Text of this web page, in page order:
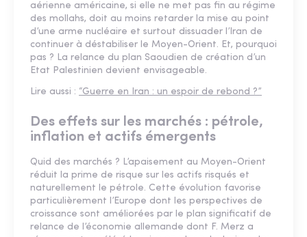
aérienne américaine, si elle ne met pas fin au régime
des mollahs, doit au moins retarder la mise au point
d’une arme nucléaire et surtout dissuader l’Iran de
continuer à déstabiliser le Moyen-Orient. Et, pourquoi
pas ? La relance du plan Saoudien de création d’un
Etat Palestinien devient envisageable.
Lire aussi : “Guerre en Iran : un espoir de rebond ?”
Des effets sur les marchés : pétrole,
inflation et actifs émergents
Quid des marchés ? L’apaisement au Moyen-Orient
réduit la prime de risque sur les actifs risqués et
naturellement le pétrole. Cette évolution favorise
particulièrement l’Europe dont les perspectives de
croissance sont améliorées par le plan significatif de
relance de l’économie allemande dont F. Merz a